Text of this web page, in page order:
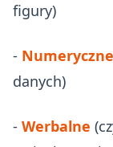
figury)
- Numeryczne
danych)
- Werbalne